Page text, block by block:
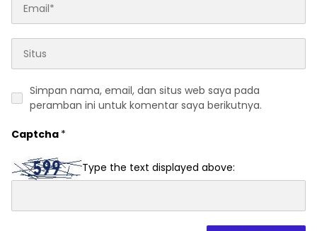
Simpan nama, email, dan situs web saya pada
peramban ini untuk komentar saya berikutnya.
Captcha *
Type the text displayed above: